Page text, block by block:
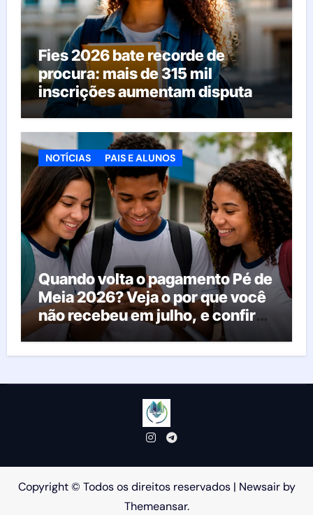
Fies 2026 bate recorde de
procura: mais de 315 mil
inscrições aumentam disputa
pelas vagas; veja o que acontece
agora
NOTÍCIAS PAIS E ALUNOS
Quando volta o pagamento Pé de
Meia 2026? Veja o por que você
não recebeu em julho, e confira
o calendário oficial
Copyright © Todos os direitos reservados | Newsairby
Themeansar.